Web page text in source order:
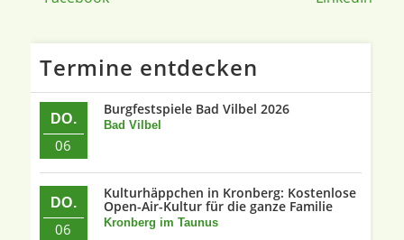
Termine entdecken
DO.
06
Burgfestspiele Bad Vilbel 2026
Bad Vilbel
DO.
06
Kulturhäppchen in Kronberg: Kostenlose
Open-Air-Kultur für die ganze Familie
Kronberg im Taunus